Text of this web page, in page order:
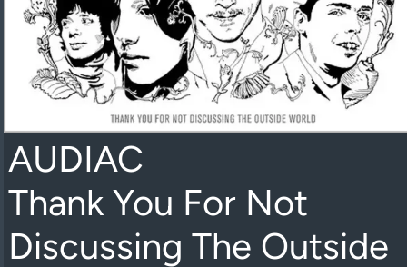
AUDIAC
Thank You For Not
Discussing The Outside